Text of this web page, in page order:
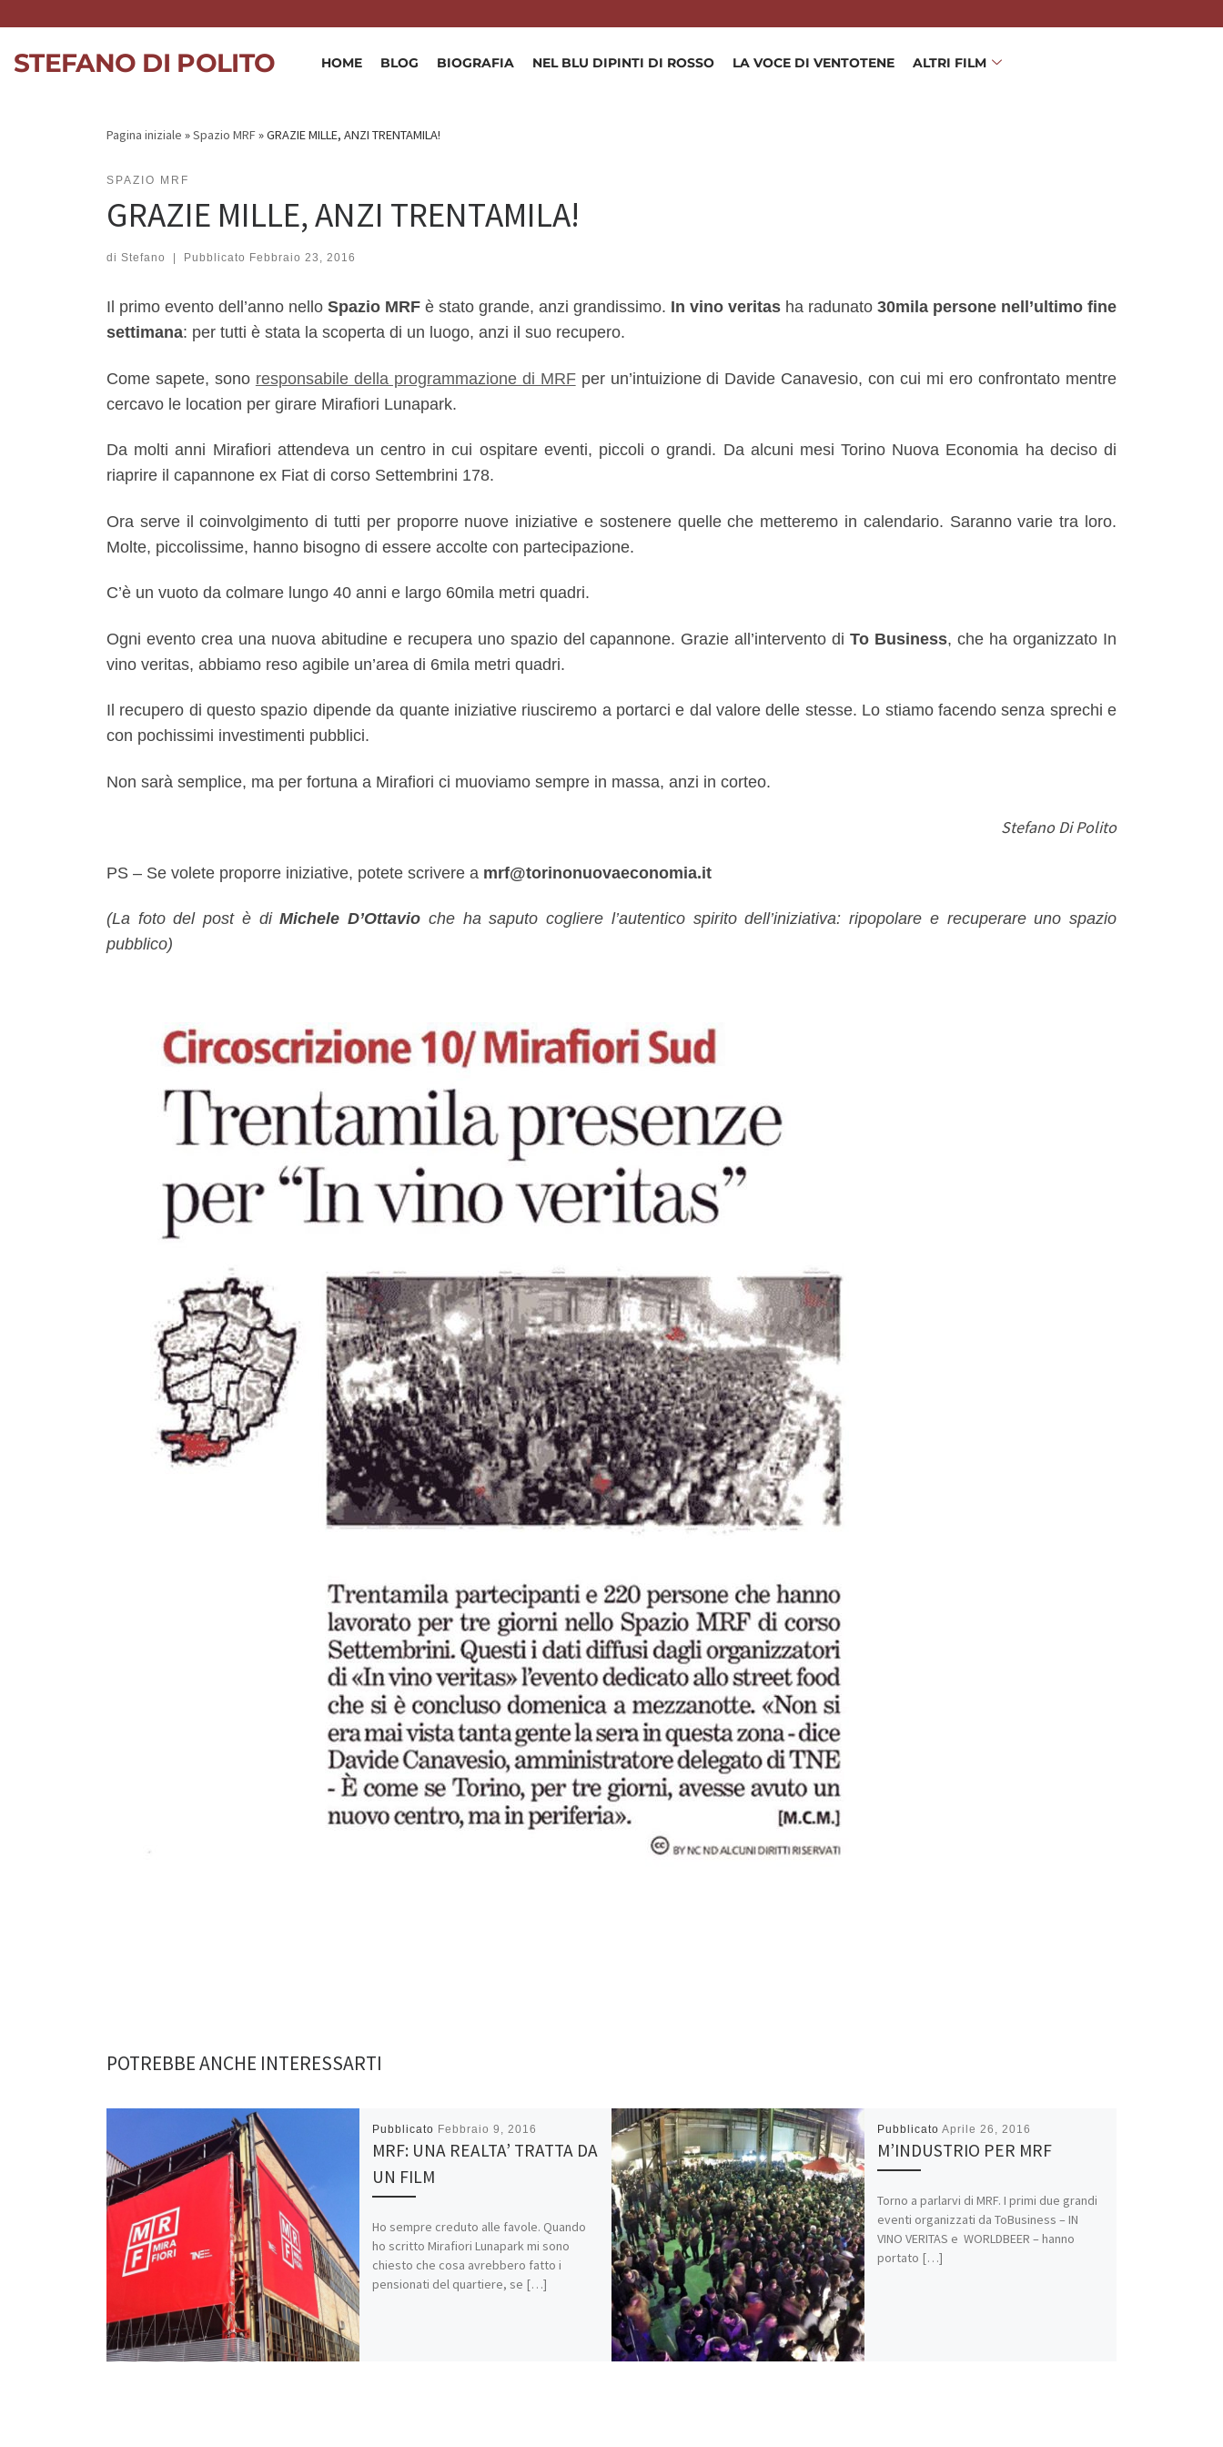
Skip to content
STEFANO DI POLITO HOME BLOG BIOGRAFIA NEL BLU DIPINTI DI ROSSO LA VOCE DI VENTOTENE ALTRI FILM
Pagina iniziale »Spazio MRF»GRAZIE MILLE, ANZI TRENTAMILA!
SPAZIO MRF
GRAZIE MILLE, ANZI TRENTAMILA!
di Stefano Pubblicato Febbraio 23, 2016
Il primo evento dell’anno nello Spazio MRF è stato grande, anzi grandissimo. In vino veritas ha radunato 30mila persone nell’ultimo fine
settimana: per tutti è stata la scoperta di un luogo, anzi il suo recupero.
Come sapete, sono responsabile della programmazione di MRFper un’intuizione di Davide Canavesio, con cui mi ero confrontato mentre
cercavo le location per girare Mirafiori Lunapark.
Da molti anni Mirafiori attendeva un centro in cui ospitare eventi, piccoli o grandi. Da alcuni mesi Torino Nuova Economia ha deciso di
riaprire il capannone ex Fiat di corso Settembrini 178.
Ora serve il coinvolgimento di tutti per proporre nuove iniziative e sostenere quelle che metteremo in calendario. Saranno varie tra loro.
Molte, piccolissime, hanno bisogno di essere accolte con partecipazione.
C’è un vuoto da colmare lungo 40 anni e largo 60mila metri quadri.
Ogni evento crea una nuova abitudine e recupera uno spazio del capannone. Grazie all’intervento diTo Business, che ha organizzato In
vino veritas, abbiamo reso agibile un’area di 6mila metri quadri.
Il recupero di questo spazio dipende da quante iniziative riusciremo a portarci e dal valore delle stesse. Lo stiamo facendo senza sprechi e
con pochissimi investimenti pubblici.
Non sarà semplice, ma per fortuna a Mirafiori ci muoviamo sempre in massa, anzi in corteo.
Stefano Di Polito
PS – Se volete proporre iniziative, potete scrivere a mrf@torinonuovaeconomia.it
(La foto del post è diMichele D’Ottavio che ha saputo cogliere l’autentico spirito dell’iniziativa: ripopolare e recuperare uno spazio
pubblico)
POTREBBE ANCHE INTERESSARTI
Pubblicato Febbraio 9, 2016
MRF: UNA REALTA’ TRATTA DA
UN FILM
Ho sempre creduto alle favole. Quando
ho scritto Mirafiori Lunapark mi sono
chiesto che cosa avrebbero fatto i
pensionati del quartiere, se […]
Pubblicato Aprile 26, 2016
M’INDUSTRIO PER MRF
Torno a parlarvi di MRF. I primi due grandi
eventi organizzati da ToBusiness – IN
VINO VERITAS e WORLDBEER – hanno
portato […]